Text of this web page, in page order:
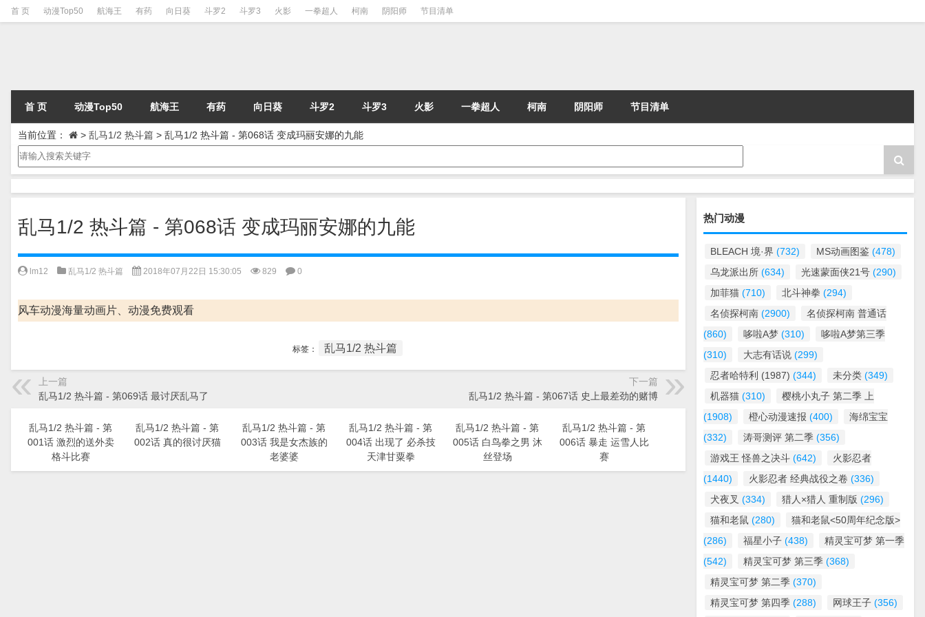
首 页 动漫Top50 航海王 有药 向日葵 斗罗2 斗罗3 火影 一拳超人 柯南 阴阳师 节目清单
首 页 动漫Top50 航海王 有药 向日葵 斗罗2 斗罗3 火影 一拳超人 柯南 阴阳师 节目清单
当前位置： > 乱马1/2 热斗篇 > 乱马1/2 热斗篇 - 第068话 变成玛丽安娜的九能
乱马1/2 热斗篇 - 第068话 变成玛丽安娜的九能
lm12 乱马1/2 热斗篇 2018年07月22日 15:30:05 829 0
风车动漫海量动画片、动漫免费观看
标签： 乱马1/2 热斗篇
上一篇
乱马1/2 热斗篇 - 第069话 最讨厌乱马了
下一篇
乱马1/2 热斗篇 - 第067话 史上最差劲的赌博
乱马1/2 热斗篇 - 第
001话 激烈的送外卖
格斗比赛
乱马1/2 热斗篇 - 第
002话 真的很讨厌猫
乱马1/2 热斗篇 - 第
003话 我是女杰族的
老婆婆
乱马1/2 热斗篇 - 第
004话 出现了 必杀技
天津甘粟拳
乱马1/2 热斗篇 - 第
005话 白鸟拳之男 沐
丝登场
乱马1/2 热斗篇 - 第
006话 暴走 运雪人比
赛
热门动漫
BLEACH 境·界 (732) MS动画图鉴 (478)
乌龙派出所 (634) 光速蒙面侠21号 (290)
加菲猫 (710) 北斗神拳 (294)
名侦探柯南 (2900)
名侦探柯南 普通话
(860)
哆啦A梦 (310)
哆啦A梦第三季
(310)
大志有话说 (299)
忍者哈特利 (1987) (344) 未分类 (349)
机器猫 (310)
樱桃小丸子 第二季 上
(1908)
橙心动漫速报 (400)
海绵宝宝
(332)
涛哥测评 第二季 (356)
游戏王 怪兽之决斗 (642)
火影忍者
(1440)
火影忍者 经典战役之卷 (336)
犬夜叉 (334) 猎人×猎人 重制版 (296)
猫和老鼠 (280)
猫和老鼠<50周年纪念版>
(286)
福星小子 (438)
精灵宝可梦 第一季
(542)
精灵宝可梦 第三季 (368)
精灵宝可梦 第二季 (370)
精灵宝可梦 第四季 (288) 网球王子 (356)